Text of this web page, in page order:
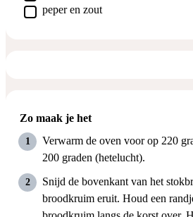
▢
peper en zout
Zo maak je het
Verwarm de oven voor op 220
200 graden (hetelucht).
Snijd de bovenkant van het
broodkruim eruit. Houd een